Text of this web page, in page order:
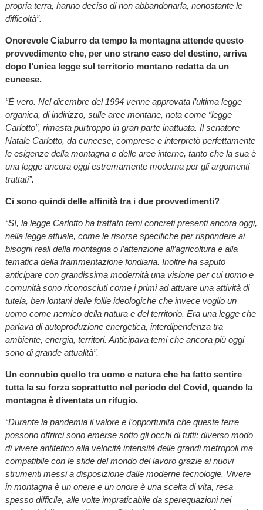
propria terra, hanno deciso di non abbandonarla, nonostante le
difficoltà”.
Onorevole Ciaburro da tempo la montagna attende questo
provvedimento che, per uno strano caso del destino, arriva
dopo l’unica legge sul territorio montano redatta da un
cuneese.
“È vero. Nel dicembre del 1994 venne approvata l’ultima legge
organica, di indirizzo, sulle aree montane, nota come “legge
Carlotto”, rimasta purtroppo in gran parte inattuata. Il senatore
Natale Carlotto, da cuneese, comprese e interpretò perfettamente
le esigenze della montagna e delle aree interne, tanto che la sua è
una legge ancora oggi estremamente moderna per gli argomenti
trattati”.
Ci sono quindi delle affinità tra i due provvedimenti?
“Sì, la legge Carlotto ha trattato temi concreti presenti ancora oggi,
nella legge attuale, come le risorse specifiche per rispondere ai
bisogni reali della montagna o l’attenzione all’agricoltura e alla
tematica della frammentazione fondiaria. Inoltre ha saputo
anticipare con grandissima modernità una visione per cui uomo e
comunità sono riconosciuti come i primi ad attuare una attività di
tutela, ben lontani delle follie ideologiche che invece voglio un
uomo come nemico della natura e del territorio. Era una legge che
parlava di autoproduzione energetica, interdipendenza tra
ambiente, energia, territori. Anticipava temi che ancora più oggi
sono di grande attualità”.
Un connubio quello tra uomo e natura che ha fatto sentire
tutta la su forza soprattutto nel periodo del Covid, quando la
montagna è diventata un rifugio.
“Durante la pandemia il valore e l’opportunità che queste terre
possono offrirci sono emerse sotto gli occhi di tutti: diverso modo
di vivere antitetico alla velocità intensità delle grandi metropoli ma
compatibile con le sfide del mondo del lavoro grazie ai nuovi
strumenti messi a disposizione dalle moderne tecnologie. Vivere
in montagna è un onere e un onore è una scelta di vita, resa
spesso difficile, alle volte impraticabile da sperequazioni nei